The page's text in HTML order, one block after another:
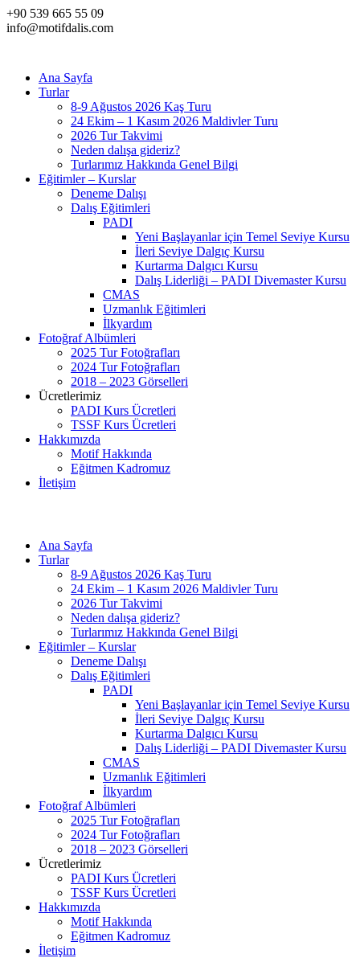
+90 539 665 55 09
info@motifdalis.com
Ana Sayfa
Turlar
8-9 Ağustos 2026 Kaş Turu
24 Ekim – 1 Kasım 2026 Maldivler Turu
2026 Tur Takvimi
Neden dalışa gideriz?
Turlarımız Hakkında Genel Bilgi
Eğitimler – Kurslar
Deneme Dalışı
Dalış Eğitimleri
PADI
Yeni Başlayanlar için Temel Seviye Kursu
İleri Seviye Dalgıç Kursu
Kurtarma Dalgıcı Kursu
Dalış Liderliği – PADI Divemaster Kursu
CMAS
Uzmanlık Eğitimleri
İlkyardım
Fotoğraf Albümleri
2025 Tur Fotoğrafları
2024 Tur Fotoğrafları
2018 – 2023 Görselleri
Ücretlerimiz
PADI Kurs Ücretleri
TSSF Kurs Ücretleri
Hakkımızda
Motif Hakkında
Eğitmen Kadromuz
İletişim
Ana Sayfa
Turlar
8-9 Ağustos 2026 Kaş Turu
24 Ekim – 1 Kasım 2026 Maldivler Turu
2026 Tur Takvimi
Neden dalışa gideriz?
Turlarımız Hakkında Genel Bilgi
Eğitimler – Kurslar
Deneme Dalışı
Dalış Eğitimleri
PADI
Yeni Başlayanlar için Temel Seviye Kursu
İleri Seviye Dalgıç Kursu
Kurtarma Dalgıcı Kursu
Dalış Liderliği – PADI Divemaster Kursu
CMAS
Uzmanlık Eğitimleri
İlkyardım
Fotoğraf Albümleri
2025 Tur Fotoğrafları
2024 Tur Fotoğrafları
2018 – 2023 Görselleri
Ücretlerimiz
PADI Kurs Ücretleri
TSSF Kurs Ücretleri
Hakkımızda
Motif Hakkında
Eğitmen Kadromuz
İletişim